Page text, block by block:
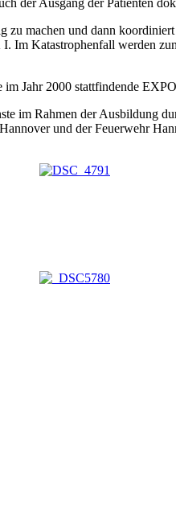
zu machen und dann
Katastrophenfall werden
Jahr 2000 stattfindende
im Rahmen der Ausbildung
und der Feuerwehr